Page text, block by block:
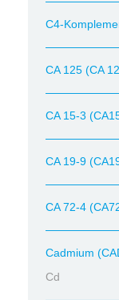
C4-
CA 125 (CA
CA 15-3
CA 19-9
CA 72-4
Cadmium
Cd